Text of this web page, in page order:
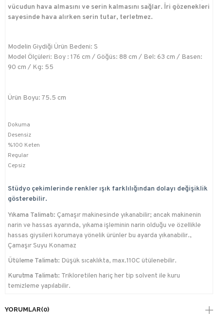
vücudun hava almasını ve serin kalmasını sağlar. İri gözenekleri
sayesinde hava alırken serin tutar, terletmez.
Modelin Giydiği Ürün Bedeni: S
Model Ölçüleri: Boy : 176 cm / Göğüs: 88 cm / Bel: 63 cm / Basen:
90 cm / Kg: 55
Ürün Boyu: 75.5 cm
Dokuma
Desensiz
%100 Keten
Regular
Cepsiz
Stüdyo çekimlerinde renkler ışık farklılığından dolayı değişiklik
gösterebilir.
Yıkama Talimatı: Çamaşır makinesinde yıkanabilir; ancak makinenin
narin ve hassas ayarında, yıkama işleminin narin olduğu ve özellikle
hassas giysileri korumaya yönelik ürünler bu ayarda yıkanabilir.,
Çamaşır Suyu Konamaz
Ütüleme Talimatı: Düşük sıcaklıkta, max.110C ütülenebilir.
Kurutma Talimatı: Trikloretilen hariç her tip solvent ile kuru
temizleme yapılabilir.
YORUMLAR(0)